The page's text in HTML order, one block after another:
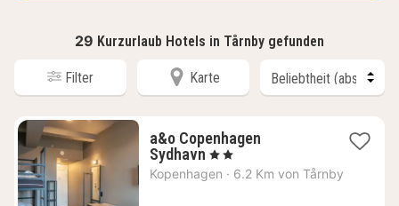
29 Kurzurlaub Hotels in Tårnby gefunden
Filter Karte
a&o Copenhagen
Sydhavn 1
Nacht
, 2 Sterne
Kopenhagen · 6.2 Km von Tårnby